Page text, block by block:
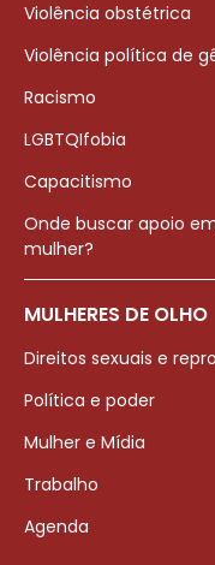
Violência obstétrica
Violência política de
Racismo
LGBTQIfobia
Capacitismo
Onde buscar apoio
mulher?
MULHERES DE OLHO
Direitos sexuais e
Política e poder
Mulher e Mídia
Trabalho
Agenda